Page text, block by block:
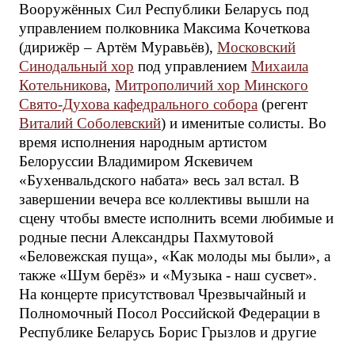
Вооружённых Сил Республики Беларусь под
управлением полковника Максима Кочеткова
(дирижёр – Артём Муравьёв), Московский
Синодальный хор под управлением Михаила
Котельникова, Митрополичий хор Минского
Свято-Духова кафедрального собора (регент
Виталий Соболевский) и именитые солисты. Во
время исполнения народным артистом
Белоруссии Владимиром Яскевичем
«Бухенвальдского набата» весь зал встал. В
завершении вечера все коллективы вышли на
сцену чтобы вместе исполнить всеми любимые и
родные песни Александры Пахмутовой
«Беловежская пуща», «Как молоды мы были», а
также «Шум берёз» и «Музыка - наш сусвет».
На концерте присутствовал Чрезвычайный и
Полномочный Посол Российской Федерации в
Республике Беларусь Борис Грызлов и другие